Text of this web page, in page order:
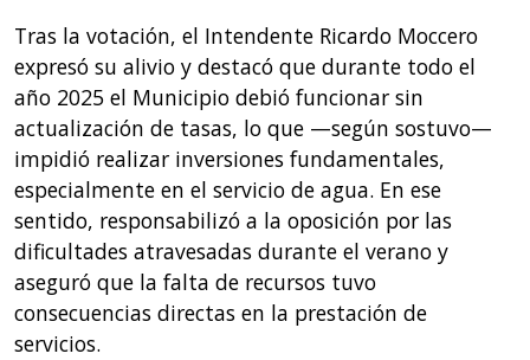
Tras la votación, el Intendente Ricardo Moccero
expresó su alivio y destacó que durante todo el
año 2025 el Municipio debió funcionar sin
actualización de tasas, lo que —según sostuvo—
impidió realizar inversiones fundamentales,
especialmente en el servicio de agua. En ese
sentido, responsabilizó a la oposición por las
dificultades atravesadas durante el verano y
aseguró que la falta de recursos tuvo
consecuencias directas en la prestación de
servicios.